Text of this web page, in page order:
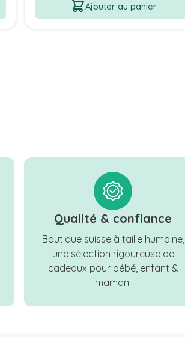
Ajouter au panier
Qualité & confiance
Boutique suisse à taille humaine,
une sélection rigoureuse de
cadeaux pour bébé, enfant &
maman.